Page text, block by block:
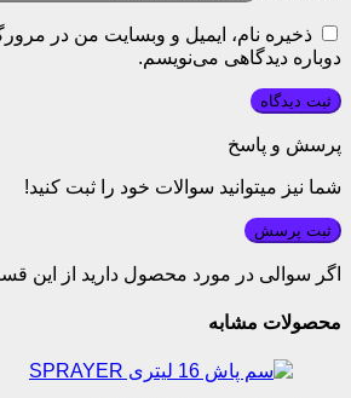
ذخیره نام، ایمیل و وبسایت من در
دوباره دیدگاهی می‌نویسم.
پرسش و پاسخ
شما نیز میتوانید سوالات خود را ثبت کنید!
ثبت پرسش
اگر سوالی در مورد محصول دارید از این
محصولات مشابه